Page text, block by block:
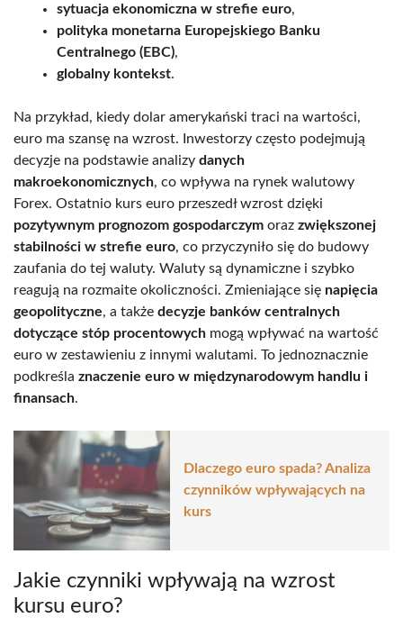
sytuacja ekonomiczna w strefie euro,
polityka monetarna Europejskiego Banku
Centralnego (EBC),
globalny kontekst.
Na przykład, kiedy dolar amerykański traci na wartości,
euro ma szansę na wzrost. Inwestorzy często podejmują
decyzje na podstawie analizy danych
makroekonomicznych, co wpływa na rynek walutowy
Forex. Ostatnio kurs euro przeszedł wzrost dzięki
pozytywnym prognozom gospodarczym oraz zwiększonej
stabilności w strefie euro, co przyczyniło się do budowy
zaufania do tej waluty. Waluty są dynamiczne i szybko
reagują na rozmaite okoliczności. Zmieniające się napięcia
geopolityczne, a także decyzje banków centralnych
dotyczące stóp procentowych mogą wpływać na wartość
euro w zestawieniu z innymi walutami. To jednoznacznie
podkreśla znaczenie euro w międzynarodowym handlu i
finansach.
Dlaczego euro spada? Analiza
czynników wpływających na
kurs
Jakie czynniki wpływają na wzrost
kursu euro?